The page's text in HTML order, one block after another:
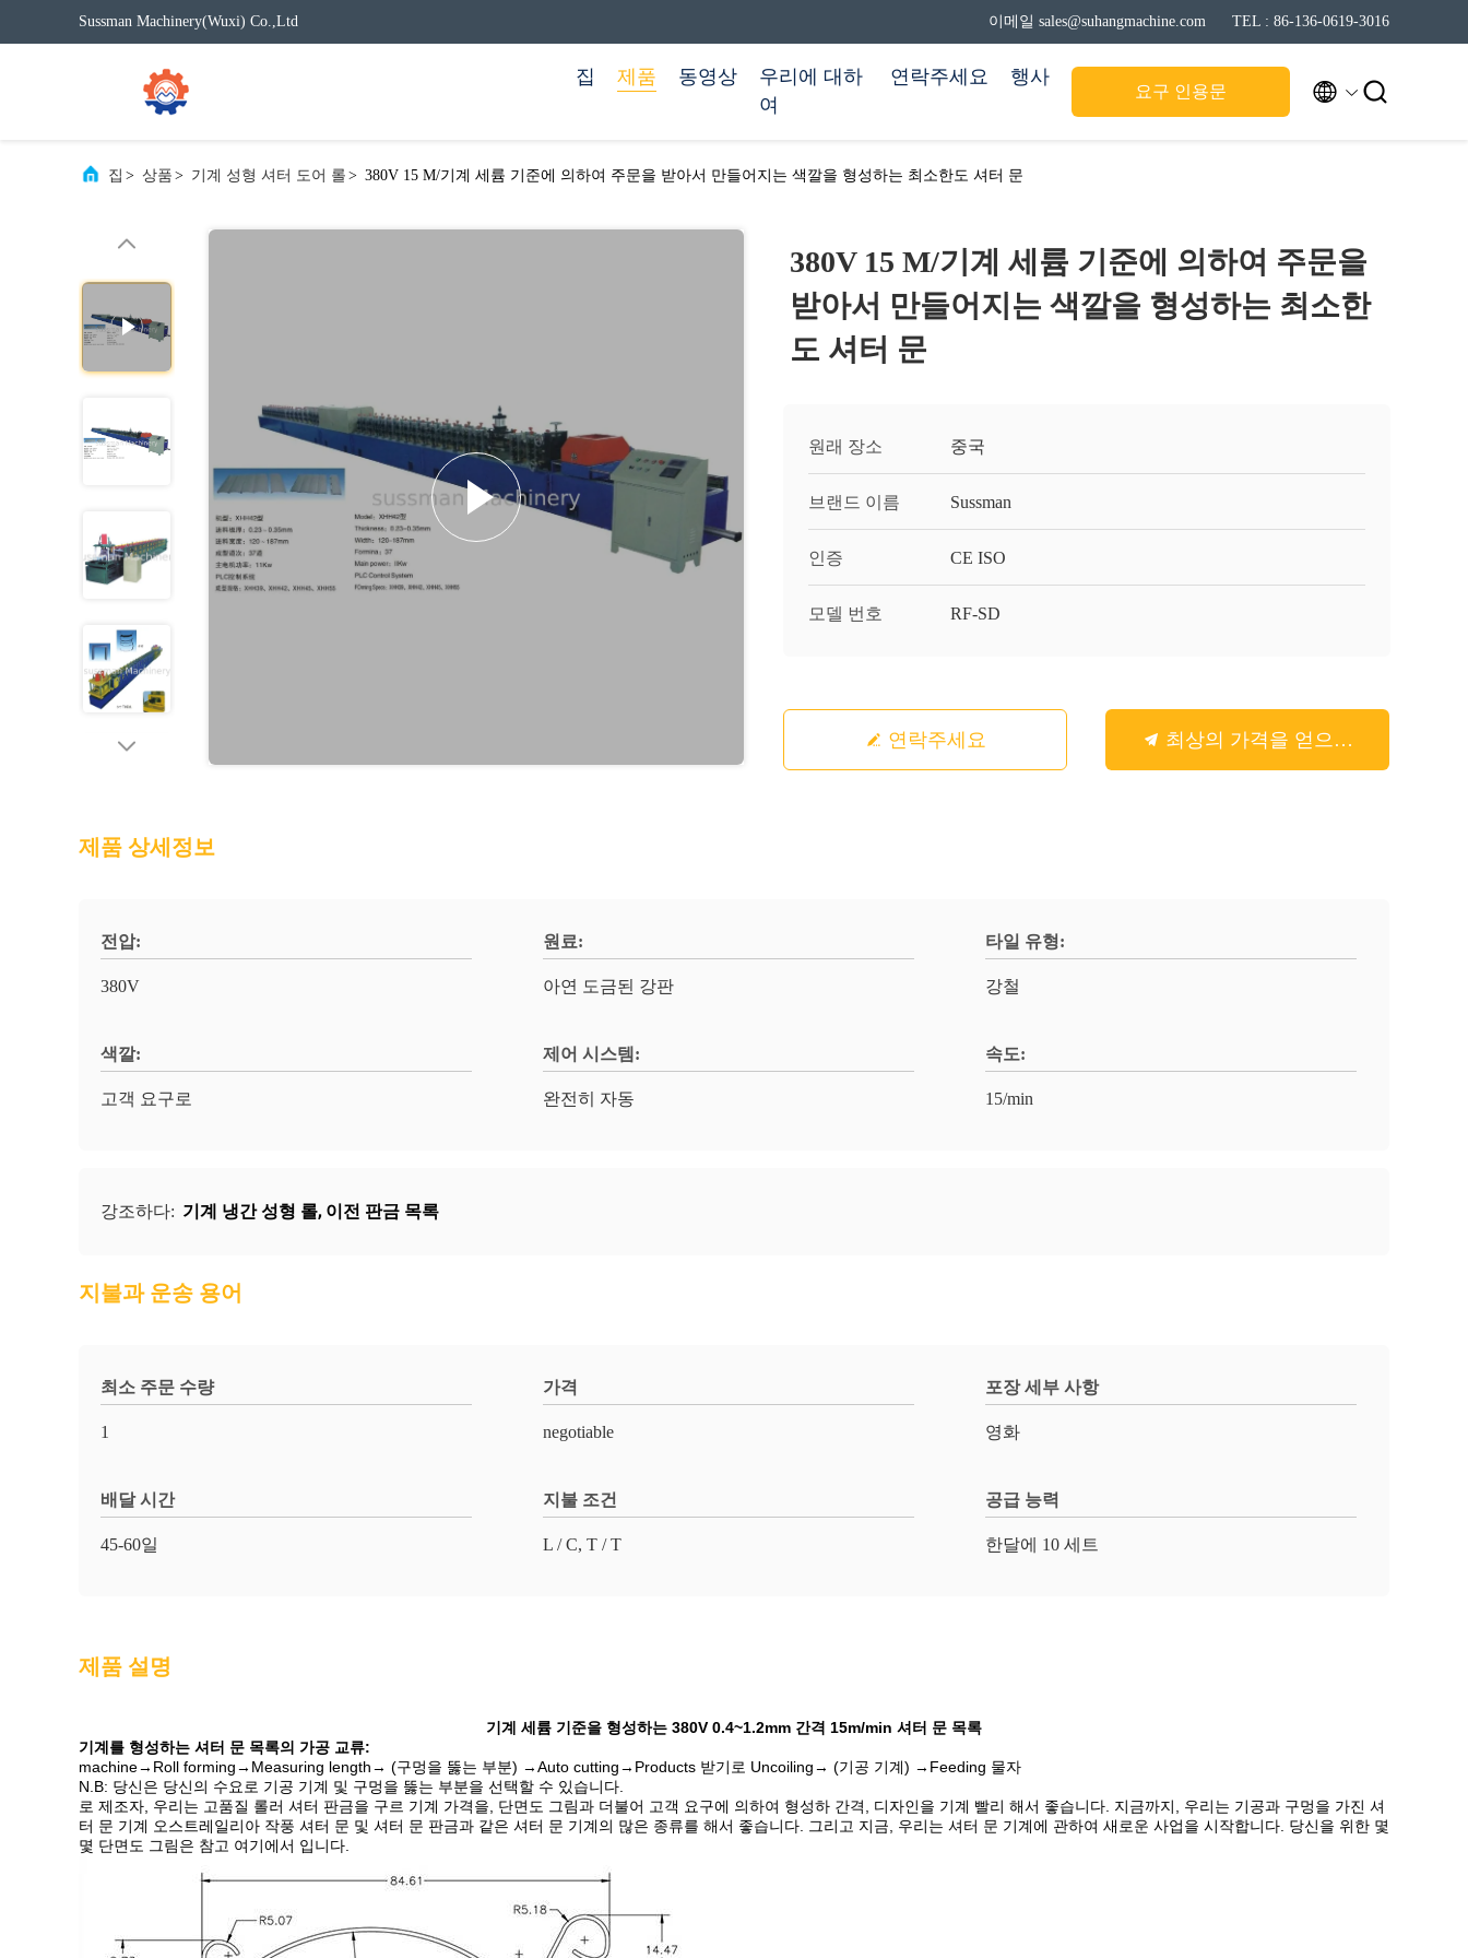
Sussman Machinery(Wuxi) Co.,Ltd 이메일 sales@suhangmachine.com TEL : 86-136-0619-3016
집 제품 동영상
우리에 대하
여
연락주세요 행사
요구 인용문  
집 > 상품 > 기계 성형 셔터 도어 롤 > 380V 15 M/기계 세륨 기준에 의하여 주문을 받아서 만들어지는 색깔을 형성하는 최소한도 셔터 문
380V 15 M/기계 세륨 기준에 의하여 주문을
받아서 만들어지는 색깔을 형성하는 최소한
도 셔터 문
원래 장소 중국
브랜드 이름 Sussman
인증 CE ISO
모델 번호 RF-SD
연락주세요 최상의 가격을 얻으세요
제품 상세정보
전압:
380V
원료:
아연 도금된 강판
타일 유형:
강철
색깔:
고객 요구로
제어 시스템:
완전히 자동
속도:
15/min
강조하다: 기계 냉간 성형 롤, 이전 판금 목록
지불과 운송 용어
최소 주문 수량
1
가격
negotiable
포장 세부 사항
영화
배달 시간
45-60일
지불 조건
L / C, T / T
공급 능력
한달에 10 세트
제품 설명
기계 세륨 기준을 형성하는 380V 0.4~1.2mm 간격 15m/min 셔터 문 목록
기계를 형성하는 셔터 문 목록의 가공 교류:
machine→Roll forming→Measuring length→ (구멍을 뚫는 부분) →Auto cutting→Products 받기로 Uncoiling→ (기공 기계) →Feeding 물자
N.B: 당신은 당신의 수요로 기공 기계 및 구멍을 뚫는 부분을 선택할 수 있습니다.
로 제조자, 우리는 고품질 롤러 셔터 판금을 구르 기계 가격을, 단면도 그림과 더불어 고객 요구에 의하여 형성하 간격, 디자인을 기계 빨리 해서 좋습니다. 지금까지, 우리는 기공과 구멍을 가진 셔
터 문 기계 오스트레일리아 작풍 셔터 문 및 셔터 문 판금과 같은 셔터 문 기계의 많은 종류를 해서 좋습니다. 그리고 지금, 우리는 셔터 문 기계에 관하여 새로운 사업을 시작합니다. 당신을 위한 몇
몇 단면도 그림은 참고 여기에서 입니다.